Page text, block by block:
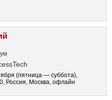
(пятница — суббота),
, Россия, Москва, офлайн